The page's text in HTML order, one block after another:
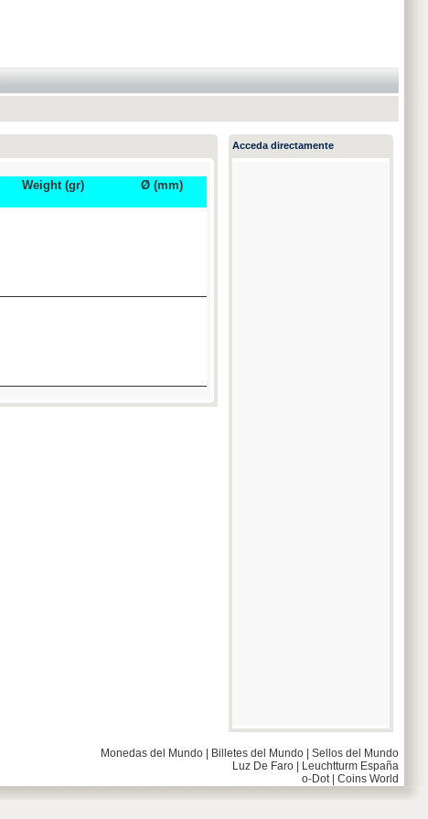
Weight (gr) Ø (mm)
Acceda directamente
Monedas del Mundo Billetes del Mundo
Sellos del Mundo
Luz De Faro
Leuchtturm España
o-Dot| Coins World